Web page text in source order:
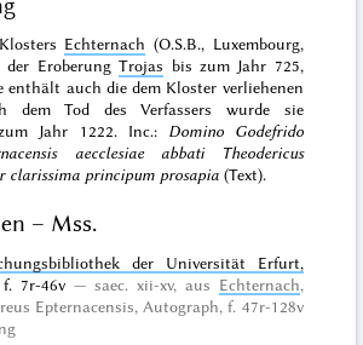
Echternach (O.S.B., Luxembourg,
der EroberungTrojas bis zum Jahr 725,
enthält auch die dem Kloster verliehenen
dem Tod des Verfassers wurde sie
Jahr 1222. Inc.: Domino Godefrido
aecclesiae abbati Theodericus
clarissima principum prosapia (Text).
– Mss.
der Universität Erfurt,
7r-46v saec. xii-xv, aus Echternach,
Epternacensis, Autograph, f. 47r-128v